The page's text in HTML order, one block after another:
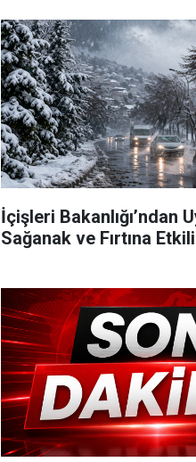
İçişleri Bakanlığı’ndan
Sağanak ve Fırtına